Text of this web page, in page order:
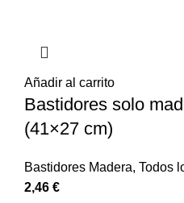
Añadir al carrito
Bastidores solo
(41×27 cm)
Bastidores Madera, Todos
2,46 €